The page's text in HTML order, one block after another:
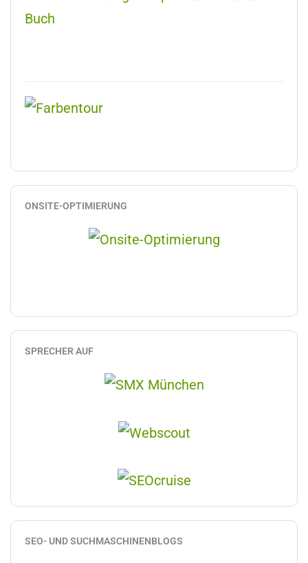
ONSITE-OPTIMIERUNG
SPRECHER AUF
SEO- UND SUCHMASCHINENBLOGS